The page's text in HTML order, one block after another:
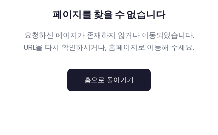
페이지를 찾을 수 없습니다
요청하신 페이지가 존재하지 않거나 이동되었습니다.
URL을 다시 확인하시거나, 홈페이지로 이동해 주세요.
홈으로 돌아가기